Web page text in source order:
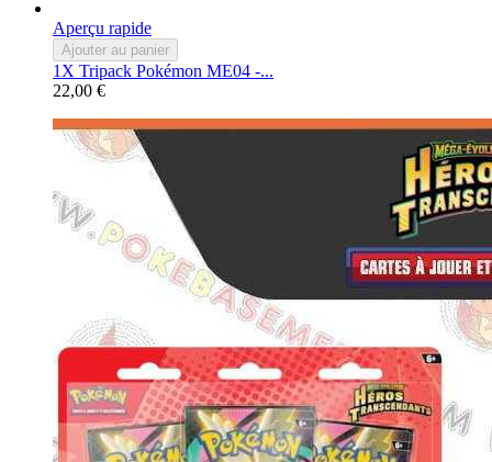
Aperçu rapide
Ajouter au panier
1X Tripack Pokémon ME04 -...
22,00 €